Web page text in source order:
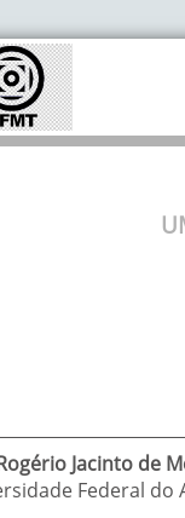
Jacinto de
Federal do